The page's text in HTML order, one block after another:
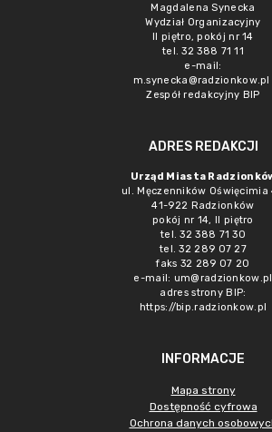
Magdalena Synecka
Wydział Organizacyjny
II piętro, pokój nr 14
tel. 32 388 71 11
e-mail:
m.synecka@radzionkow.pl
Zespół redakcyjny BIP
ADRES REDAKCJI
Urząd Miasta
ul. Męczenników Oświęcimia
41-922 Radzionków
pokój nr 14, II piętro
tel. 32 388 71 30
tel. 32 289 07 27
faks 32 289 07 20
e-mail: um@radzionkow.pl
adres strony BIP:
https://bip.radzionkow.pl
INFORMACJE
Mapa strony
Dostępność cyfrowa
Ochrona danych